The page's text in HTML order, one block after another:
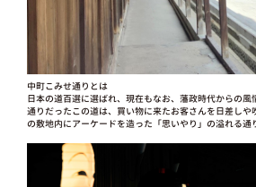
中町こみせ通りとは
日本の道百選に選ばれ、現在もなお、藩政時代からの
通りだったこの道は、買い物に来たお客さんを日差しや
の敷地内にアーケードを造った「思いやり」の溢れる通